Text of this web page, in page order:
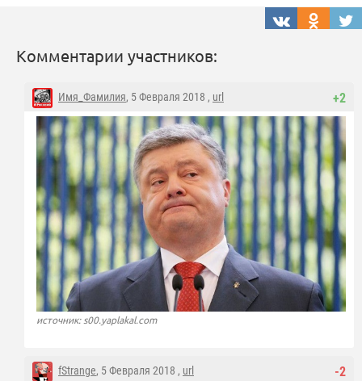
Комментарии участников:
+2
Имя_Фамилия, 5 Февраля 2018 , url
источник: s00.yaplakal.com
-2
fStrange, 5 Февраля 2018 , url